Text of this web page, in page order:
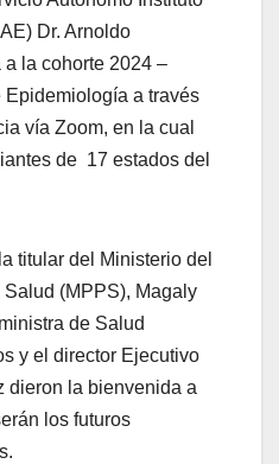
Dr. Arnoldo
la cohorte 2024 –
a través
vía Zoom, en la cual
de 17 estados del
titular del Ministerio del
(MPPS), Magaly
de Salud
y el director Ejecutivo
dieron la bienvenida a
los futuros